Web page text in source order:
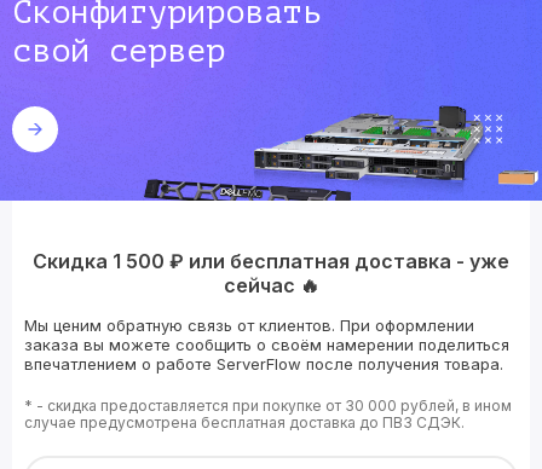
Сконфигурировать
свой сервер
Скидка 1 500 ₽ или бесплатная доставка - уже
сейчас 🔥
Мы ценим обратную связь от клиентов. При оформлении
заказа вы можете сообщить о своём намерении поделиться
впечатлением о работе ServerFlow после получения товара.
* - скидка предоставляется при покупке от 30 000 рублей, в ином
случае предусмотрена бесплатная доставка до ПВЗ СДЭК.